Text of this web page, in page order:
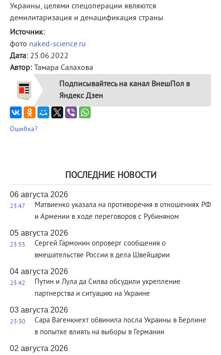
Украины, целями спецоперации являются
демилитаризация и денацификация страны.
Источник:
фото naked-science.ru
Дата: 25.06.2022
Автор: Тамара Салахова
Подписывайтесь на канал ВнешПол в
Яндекс Дзен
Ошибка?
ПОСЛЕДНИЕ НОВОСТИ
06 августа 2026
23:47
Матвиенко указала на противоречия в отношениях РФ
и Армении в ходе переговоров с Рубиняном
05 августа 2026
23:53
Сергей Гармонин опроверг сообщения о
вмешательстве России в дела Швейцарии
04 августа 2026
23:42
Путин и Лула да Силва обсудили укрепление
партнерства и ситуацию на Украине
03 августа 2026
23:30
Сара Вагенкнехт обвинила посла Украины в Берлине
в попытке влиять на выборы в Германии
02 августа 2026